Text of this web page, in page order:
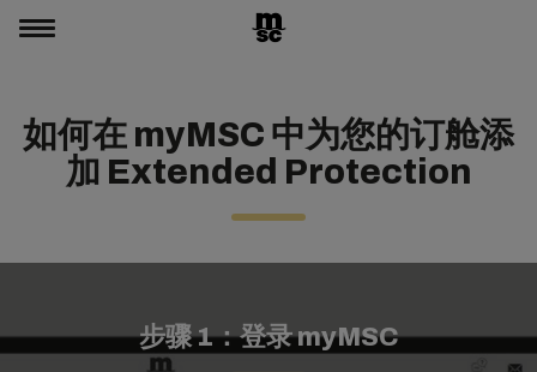
如何在 myMSC 中为您的订舱添
加 Extended Protection
步骤 1：登录 myMSC